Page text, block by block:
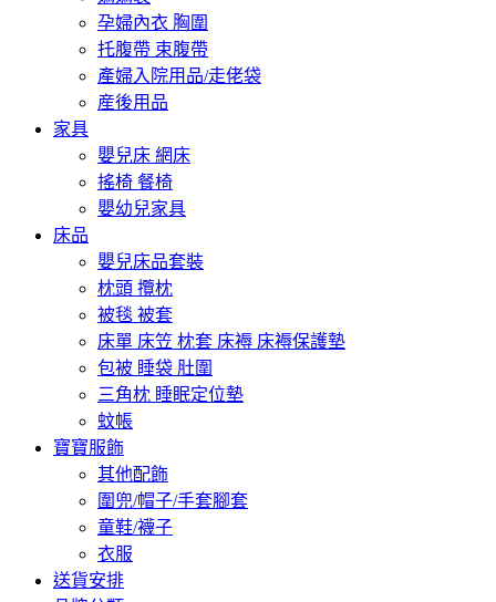
孕婦內衣 胸圍
托腹帶 束腹帶
產婦入院用品/走佬袋
産後用品
家具
嬰兒床 網床
搖椅 餐椅
嬰幼兒家具
床品
嬰兒床品套裝
枕頭 攬枕
被毯 被套
床單 床笠 枕套 床褥 床褥保護墊
包被 睡袋 肚圍
三角枕 睡眠定位墊
蚊帳
寶寶服飾
其他配飾
圍兜/帽子/手套腳套
童鞋/襪子
衣服
送貨安排